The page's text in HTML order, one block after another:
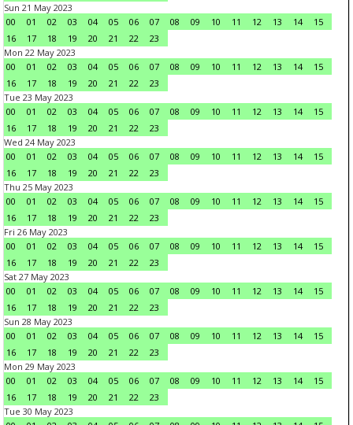
Sun 21 May 2023
00
01 02 03 04 05 06 07 08 09 10 11 12 13 14
15
16
17 18 19 20 21 22
23
Mon 22 May 2023
00
01 02 03 04 05 06 07 08 09 10 11 12 13 14
15
16
17 18 19 20 21 22
23
Tue 23 May 2023
00
01 02 03 04 05 06 07 08 09 10 11 12 13 14
15
16
17 18 19 20 21 22
23
Wed 24 May 2023
00
01 02 03 04 05 06 07 08 09 10 11 12 13 14
15
16
17 18 19 20 21 22
23
Thu 25 May 2023
00
01 02 03 04 05 06 07 08 09 10 11 12 13 14
15
16
17 18 19 20 21 22
23
Fri 26 May 2023
00
01 02 03 04 05 06 07 08 09 10 11 12 13 14
15
16
17 18 19 20 21 22
23
Sat 27 May 2023
00
01 02 03 04 05 06 07 08 09 10 11 12 13 14
15
16
17 18 19 20 21 22
23
Sun 28 May 2023
00
01 02 03 04 05 06 07 08 09 10 11 12 13 14
15
16
17 18 19 20 21 22
23
Mon 29 May 2023
00
01 02 03 04 05 06 07 08 09 10 11 12 13 14
15
16
17 18 19 20 21 22
23
Tue 30 May 2023